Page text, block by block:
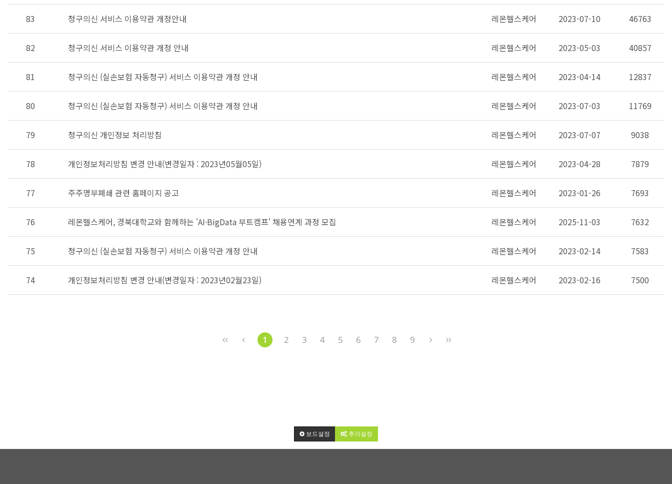
83 청구의신 서비스 이용약관 개정안내 레몬헬스케어 2023-07-10 46763
82 청구의신 서비스 이용약관 개정 안내 레몬헬스케어 2023-05-03 40857
81 청구의신 (실손보험 자동청구) 서비스 이용약관 개정 안내 레몬헬스케어 2023-04-14 12837
80 청구의신 (실손보험 자동청구) 서비스 이용약관 개정 안내 레몬헬스케어 2023-07-03 11769
79 청구의신 개인정보 처리방침 레몬헬스케어 2023-07-07 9038
78 개인정보처리방침 변경 안내(변경일자 : 2023년05월05일) 레몬헬스케어 2023-04-28 7879
77 주주명부폐쇄 관련 홈페이지 공고 레몬헬스케어 2023-01-26 7693
76 레몬헬스케어, 경북대학교와 함께하는 'AI·BigData 부트캠프' 채용연계 과정 모집 레몬헬스케어 2025-11-03 7632
75 청구의신 (실손보험 자동청구) 서비스 이용약관 개정 안내 레몬헬스케어 2023-02-14 7583
74 개인정보처리방침 변경 안내(변경일자 : 2023년02월23일) 레몬헬스케어 2023-02-16 7500
1 2 3 4 5 6 7 8 9
보드설정 추가설정